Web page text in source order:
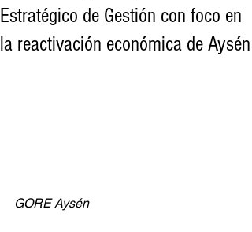
Estratégico de Gestión con foco en
la reactivación económica de Aysén
GORE Aysén